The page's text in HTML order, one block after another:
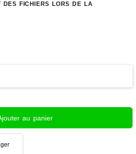
DES FICHIERS LORS DE LA
au panier